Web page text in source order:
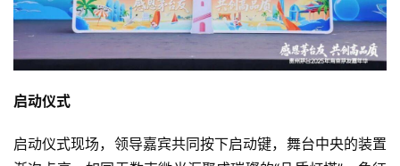
启动仪式
启动仪式现场，领导嘉宾共同按下启动键，舞台中央的装置